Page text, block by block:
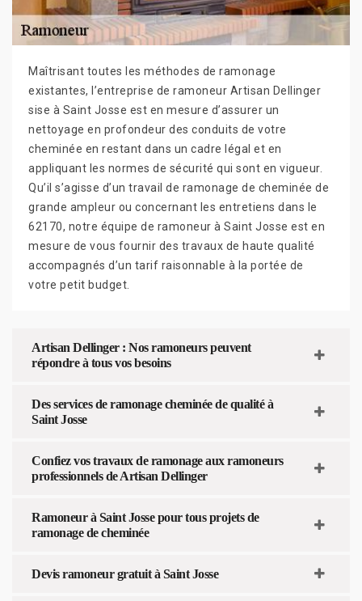
Maîtrisant toutes les méthodes de ramonage
existantes, l’entreprise de ramoneur Artisan Dellinger
sise à Saint Josse est en mesure d’assurer un
nettoyage en profondeur des conduits de votre
cheminée en restant dans un cadre légal et en
appliquant les normes de sécurité qui sont en vigueur.
Qu’il s’agisse d’un travail de ramonage de cheminée de
grande ampleur ou concernant les entretiens dans le
62170, notre équipe de ramoneur à Saint Josse est en
mesure de vous fournir des travaux de haute qualité
accompagnés d’un tarif raisonnable à la portée de
votre petit budget.
Artisan Dellinger : Nos ramoneurs peuvent
répondre à tous vos besoins
Des services de ramonage cheminée de qualité à
Saint Josse
Confiez vos travaux de ramonage aux ramoneurs
professionnels de Artisan Dellinger
Ramoneur à Saint Josse pour tous projets de
ramonage de cheminée
Devis ramoneur gratuit à Saint Josse